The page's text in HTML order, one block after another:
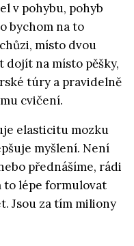
v pohybu, pohyb
bychom na to
místo dvou
na místo pěšky,
túry a pravidelně
cvičení.
elasticitu mozku
myšlení. Není
přednášíme, rádi
to lépe formulovat
Jsou za tím miliony